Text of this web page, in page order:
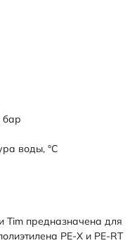
бар
воды, °C
Tim предназначена для
PE-X и PE-RT